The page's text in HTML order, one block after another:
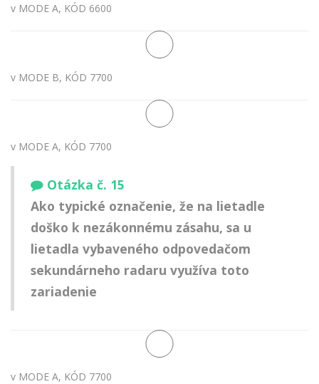
v MODE A, KÓD 6600
v MODE B, KÓD 7700
v MODE A, KÓD 7700
Otázka č. 15
Ako typické označenie, že na lietadle
doško k nezákonnému zásahu, sa u
lietadla vybaveného odpovedačom
sekundárneho radaru využíva toto
zariadenie
v MODE A, KÓD 7700